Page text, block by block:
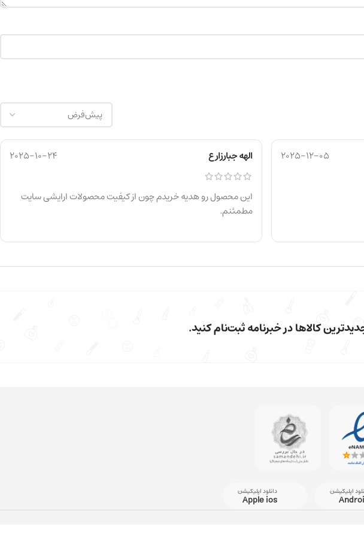
2025-12-05 الهه جبارزارع 2025-10-24
این محصول رو هدیه خریدم چون از کیفیت محصولات ارایشی سایت
مطمئنم.
کالاها در خبرنامه ثبت‌نام کنید.
اپلیکیشن دانلود اپلیکیشن
Apple ios